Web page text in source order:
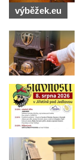
výběžek.eu